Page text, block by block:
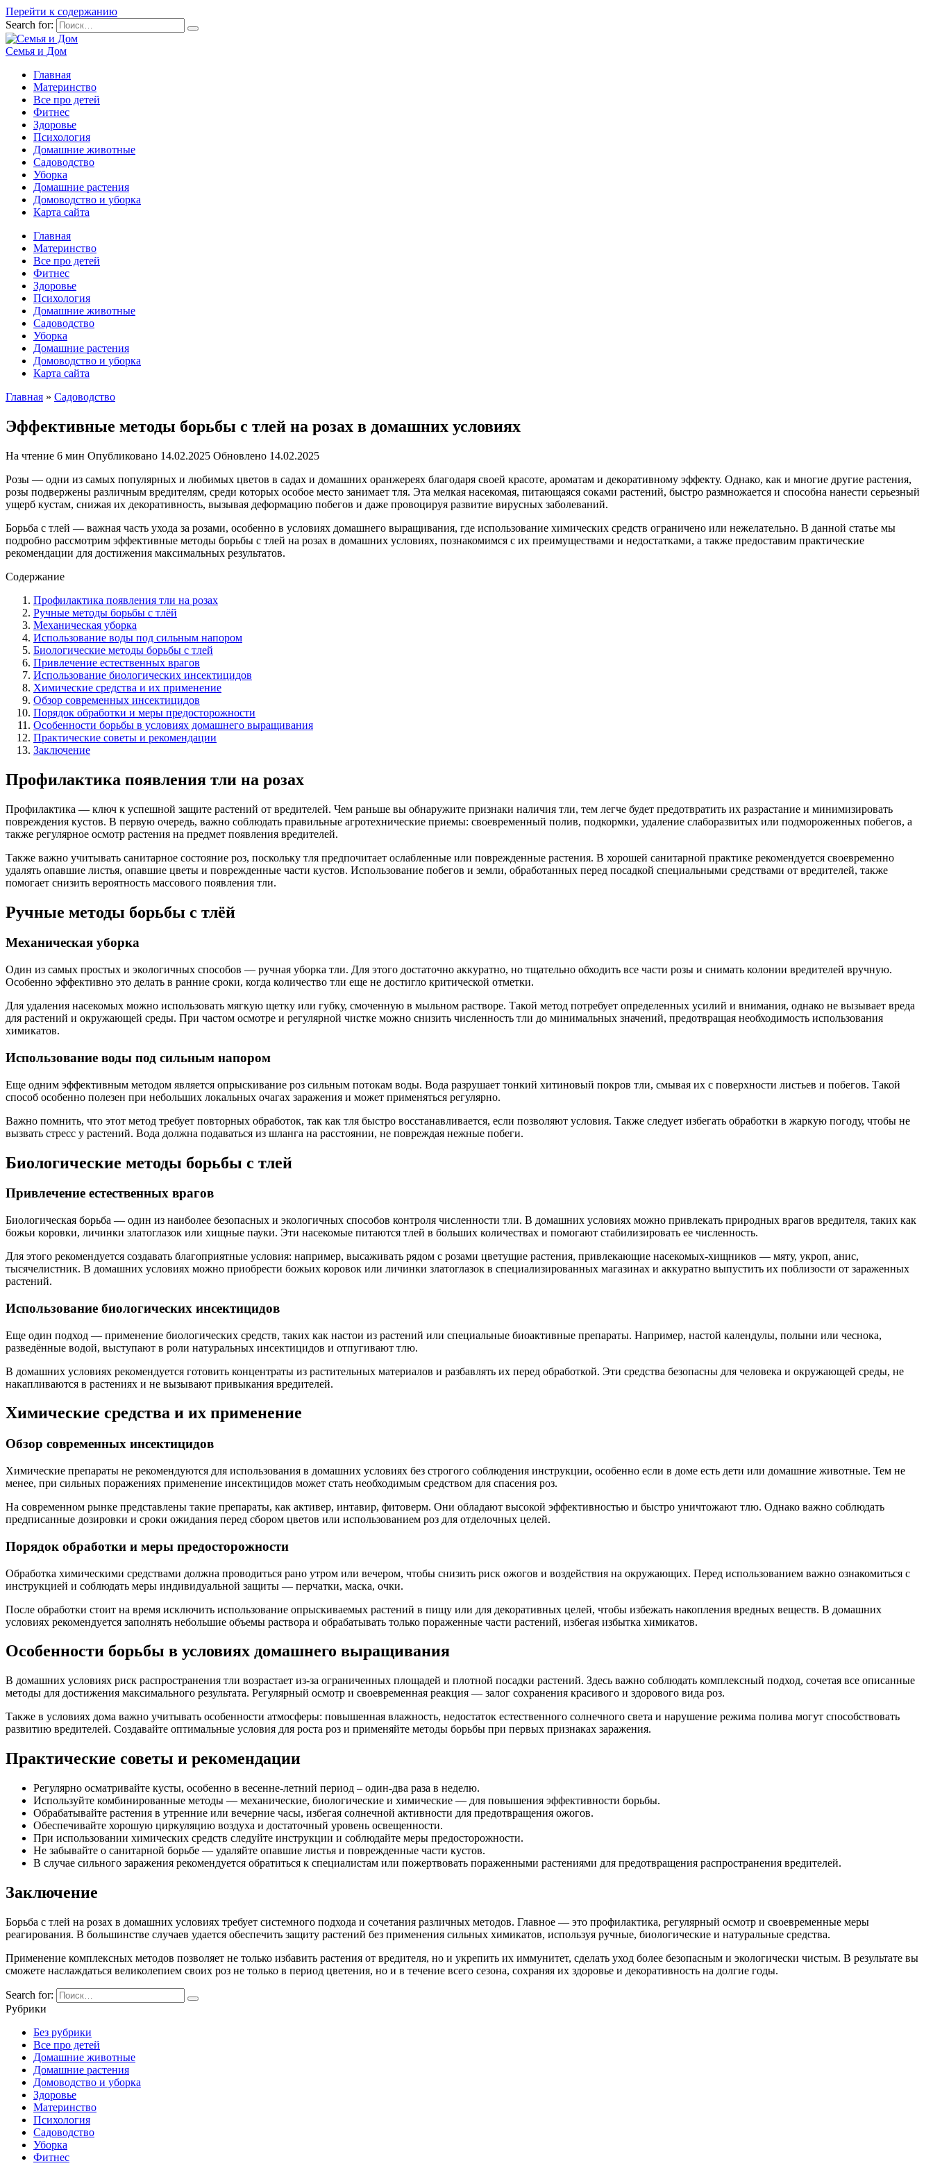
Перейти к содержанию
Search for:
Семья и Дом
Главная
Материнство
Все про детей
Фитнес
Здоровье
Психология
Домашние животные
Садоводство
Уборка
Домашние растения
Домоводство и уборка
Карта сайта
Главная
Материнство
Все про детей
Фитнес
Здоровье
Психология
Домашние животные
Садоводство
Уборка
Домашние растения
Домоводство и уборка
Карта сайта
Главная » Садоводство
Эффективные методы борьбы с тлей на розах в домашних условиях
На чтение 6 мин Опубликовано 14.02.2025 Обновлено 14.02.2025
Розы — одни из самых популярных и любимых цветов в садах и домашних оранжереях благодаря своей красоте, ароматам и декоративному эффекту. Однако, как и многие другие растения,
розы подвержены различным вредителям, среди которых особое место занимает тля. Эта мелкая насекомая, питающаяся соками растений, быстро размножается и способна нанести серьезный
ущерб кустам, снижая их декоративность, вызывая деформацию побегов и даже провоцируя развитие вирусных заболеваний.
Борьба с тлей — важная часть ухода за розами, особенно в условиях домашнего выращивания, где использование химических средств ограничено или нежелательно. В данной статье мы
подробно рассмотрим эффективные методы борьбы с тлей на розах в домашних условиях, познакомимся с их преимуществами и недостатками, а также предоставим практические
рекомендации для достижения максимальных результатов.
Содержание
Профилактика появления тли на розах
Ручные методы борьбы с тлёй
Механическая уборка
Использование воды под сильным напором
Биологические методы борьбы с тлей
Привлечение естественных врагов
Использование биологических инсектицидов
Химические средства и их применение
Обзор современных инсектицидов
Порядок обработки и меры предосторожности
Особенности борьбы в условиях домашнего выращивания
Практические советы и рекомендации
Заключение
Профилактика появления тли на розах
Профилактика — ключ к успешной защите растений от вредителей. Чем раньше вы обнаружите признаки наличия тли, тем легче будет предотвратить их разрастание и минимизировать
повреждения кустов. В первую очередь, важно соблюдать правильные агротехнические приемы: своевременный полив, подкормки, удаление слаборазвитых или подмороженных побегов, а
также регулярное осмотр растения на предмет появления вредителей.
Также важно учитывать санитарное состояние роз, поскольку тля предпочитает ослабленные или поврежденные растения. В хорошей санитарной практике рекомендуется своевременно
удалять опавшие листья, опавшие цветы и поврежденные части кустов. Использование побегов и земли, обработанных перед посадкой специальными средствами от вредителей, также
помогает снизить вероятность массового появления тли.
Ручные методы борьбы с тлёй
Механическая уборка
Один из самых простых и экологичных способов — ручная уборка тли. Для этого достаточно аккуратно, но тщательно обходить все части розы и снимать колонии вредителей вручную.
Особенно эффективно это делать в ранние сроки, когда количество тли еще не достигло критической отметки.
Для удаления насекомых можно использовать мягкую щетку или губку, смоченную в мыльном растворе. Такой метод потребует определенных усилий и внимания, однако не вызывает вреда
для растений и окружающей среды. При частом осмотре и регулярной чистке можно снизить численность тли до минимальных значений, предотвращая необходимость использования
химикатов.
Использование воды под сильным напором
Еще одним эффективным методом является опрыскивание роз сильным потокам воды. Вода разрушает тонкий хитиновый покров тли, смывая их с поверхности листьев и побегов. Такой
способ особенно полезен при небольших локальных очагах заражения и может применяться регулярно.
Важно помнить, что этот метод требует повторных обработок, так как тля быстро восстанавливается, если позволяют условия. Также следует избегать обработки в жаркую погоду, чтобы не
вызвать стресс у растений. Вода должна подаваться из шланга на расстоянии, не повреждая нежные побеги.
Биологические методы борьбы с тлей
Привлечение естественных врагов
Биологическая борьба — один из наиболее безопасных и экологичных способов контроля численности тли. В домашних условиях можно привлекать природных врагов вредителя, таких как
божьи коровки, личинки златоглазок или хищные пауки. Эти насекомые питаются тлей в больших количествах и помогают стабилизировать ее численность.
Для этого рекомендуется создавать благоприятные условия: например, высаживать рядом с розами цветущие растения, привлекающие насекомых-хищников — мяту, укроп, анис,
тысячелистник. В домашних условиях можно приобрести божьих коровок или личинки златоглазок в специализированных магазинах и аккуратно выпустить их поблизости от зараженных
растений.
Использование биологических инсектицидов
Еще один подход — применение биологических средств, таких как настои из растений или специальные биоактивные препараты. Например, настой календулы, полыни или чеснока,
разведённые водой, выступают в роли натуральных инсектицидов и отпугивают тлю.
В домашних условиях рекомендуется готовить концентраты из растительных материалов и разбавлять их перед обработкой. Эти средства безопасны для человека и окружающей среды, не
накапливаются в растениях и не вызывают привыкания вредителей.
Химические средства и их применение
Обзор современных инсектицидов
Химические препараты не рекомендуются для использования в домашних условиях без строгого соблюдения инструкции, особенно если в доме есть дети или домашние животные. Тем не
менее, при сильных поражениях применение инсектицидов может стать необходимым средством для спасения роз.
На современном рынке представлены такие препараты, как активер, интавир, фитоверм. Они обладают высокой эффективностью и быстро уничтожают тлю. Однако важно соблюдать
предписанные дозировки и сроки ожидания перед сбором цветов или использованием роз для отделочных целей.
Порядок обработки и меры предосторожности
Обработка химическими средствами должна проводиться рано утром или вечером, чтобы снизить риск ожогов и воздействия на окружающих. Перед использованием важно ознакомиться с
инструкцией и соблюдать меры индивидуальной защиты — перчатки, маска, очки.
После обработки стоит на время исключить использование опрыскиваемых растений в пищу или для декоративных целей, чтобы избежать накопления вредных веществ. В домашних
условиях рекомендуется заполнять небольшие объемы раствора и обрабатывать только пораженные части растений, избегая избытка химикатов.
Особенности борьбы в условиях домашнего выращивания
В домашних условиях риск распространения тли возрастает из-за ограниченных площадей и плотной посадки растений. Здесь важно соблюдать комплексный подход, сочетая все описанные
методы для достижения максимального результата. Регулярный осмотр и своевременная реакция — залог сохранения красивого и здорового вида роз.
Также в условиях дома важно учитывать особенности атмосферы: повышенная влажность, недостаток естественного солнечного света и нарушение режима полива могут способствовать
развитию вредителей. Создавайте оптимальные условия для роста роз и применяйте методы борьбы при первых признаках заражения.
Практические советы и рекомендации
Регулярно осматривайте кусты, особенно в весенне-летний период – один-два раза в неделю.
Используйте комбинированные методы — механические, биологические и химические — для повышения эффективности борьбы.
Обрабатывайте растения в утренние или вечерние часы, избегая солнечной активности для предотвращения ожогов.
Обеспечивайте хорошую циркуляцию воздуха и достаточный уровень освещенности.
При использовании химических средств следуйте инструкции и соблюдайте меры предосторожности.
Не забывайте о санитарной борьбе — удаляйте опавшие листья и поврежденные части кустов.
В случае сильного заражения рекомендуется обратиться к специалистам или пожертвовать пораженными растениями для предотвращения распространения вредителей.
Заключение
Борьба с тлей на розах в домашних условиях требует системного подхода и сочетания различных методов. Главное — это профилактика, регулярный осмотр и своевременные меры
реагирования. В большинстве случаев удается обеспечить защиту растений без применения сильных химикатов, используя ручные, биологические и натуральные средства.
Применение комплексных методов позволяет не только избавить растения от вредителя, но и укрепить их иммунитет, сделать уход более безопасным и экологически чистым. В результате вы
сможете наслаждаться великолепием своих роз не только в период цветения, но и в течение всего сезона, сохраняя их здоровье и декоративность на долгие годы.
Search for:
Рубрики
Без рубрики
Все про детей
Домашние животные
Домашние растения
Домоводство и уборка
Здоровье
Материнство
Психология
Садоводство
Уборка
Фитнес